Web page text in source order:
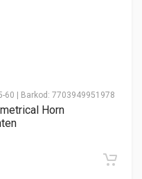
60 | Barkod: 7703949951978
Horn